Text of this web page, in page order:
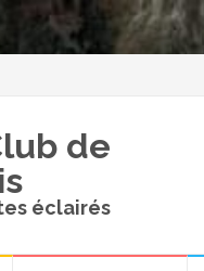
de
éclairés